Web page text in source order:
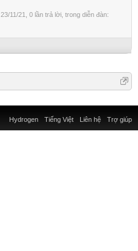
23/11/21
, 0 lần trả lời, trong diễn đàn:
Liên hệ Trợ giúp
Hydrogen Tiếng Việt